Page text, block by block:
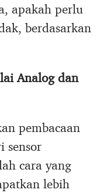
apakah perlu
berdasarkan
Analog dan
pembacaan
sensor
cara yang
lebih